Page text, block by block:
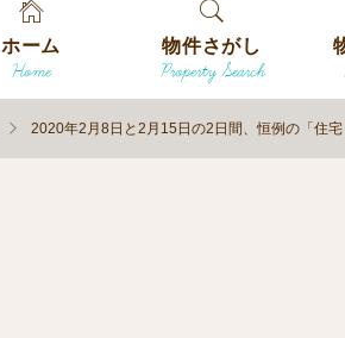
ホーム
Home
物件さがし
Property Search
す
2020年2月8日と2月15日の2日間、恒例の「住